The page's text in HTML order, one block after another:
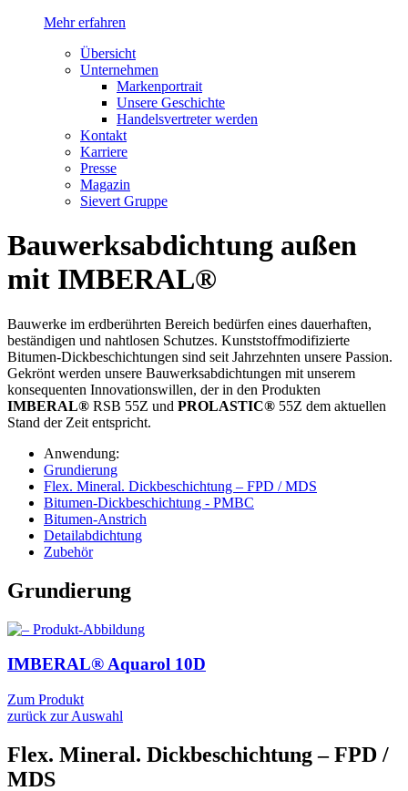
Mehr erfahren
Übersicht
Unternehmen
Markenportrait
Unsere Geschichte
Handelsvertreter werden
Kontakt
Karriere
Presse
Magazin
Sievert Gruppe
Bauwerks­abdichtung außen
mit IMBERAL®
Bauwerke im erdberührten Bereich bedürfen eines dauerhaften,
beständigen und nahtlosen Schutzes. Kunststoffmodifizierte
Bitumen-Dickbeschichtungen sind seit Jahrzehnten unsere Passion.
Gekrönt werden unsere Bauwerksabdichtungen mit unserem
konsequenten Innovationswillen, der in den Produkten
IMBERAL® RSB 55Z und PROLASTIC® 55Z dem aktuellen
Stand der Zeit entspricht.
Anwendung:
Grundierung
Flex. Mineral. Dickbeschichtung – FPD / MDS
Bitumen-Dickbeschichtung - PMBC
Bitumen-Anstrich
Detailabdichtung
Zubehör
Grundierung
IMBERAL® Aquarol 10D
Zum Produkt
zurück zur Auswahl
Flex. Mineral. Dickbeschichtung – FPD /
MDS